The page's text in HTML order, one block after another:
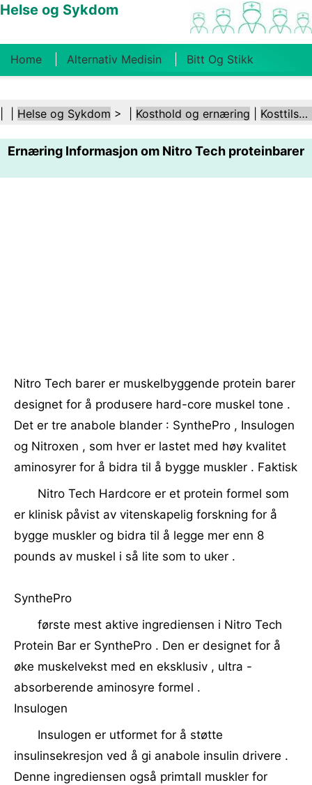
Helse og Sykdom
Home Alternativ Medisin Bitt Og Stikk
Kosthold Og Ernæring Familiehelse
Helsebransjen Psykisk Helse Folkehelse Og
Sikkerhet Kirurgi Og Prosedyrer Helse
Helse og Sykdom > | Kosthold og ernæring Kosttilskudd
Ernæring Informasjon om Nitro Tech proteinbarer
Nitro Tech barer er muskelbyggende protein barer
designet for å produsere hard-core muskel tone .
Det er tre anabole blander : SynthePro , Insulogen
og Nitroxen , som hver er lastet med høy kvalitet
aminosyrer for å bidra til å bygge muskler . Faktisk
Nitro Tech Hardcore er et protein formel som
er klinisk påvist av vitenskapelig forskning for å
bygge muskler og bidra til å legge mer enn 8
pounds av muskel i så lite som to uker .
SynthePro
første mest aktive ingrediensen i Nitro Tech
Protein Bar er SynthePro . Den er designet for å
øke muskelvekst med en eksklusiv , ultra -
absorberende aminosyre formel .
Insulogen
Insulogen er utformet for å støtte
insulinsekresjon ved å gi anabole insulin drivere .
Denne ingrediensen også primtall muskler for